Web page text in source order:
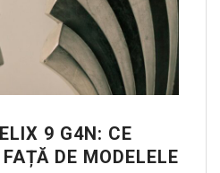
9 G4N: CE
DE MODELELE